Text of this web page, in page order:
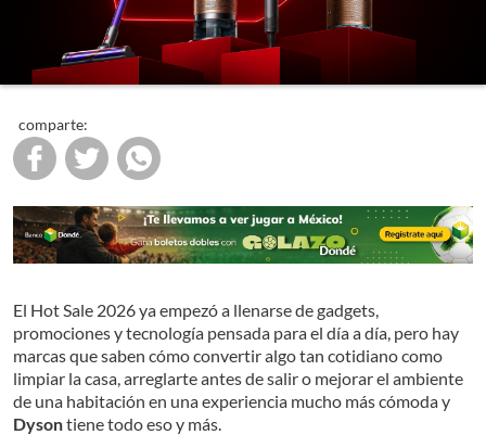
comparte:
El Hot Sale 2026 ya empezó a llenarse de gadgets,
promociones y tecnología pensada para el día a día, pero hay
marcas que saben cómo convertir algo tan cotidiano como
limpiar la casa, arreglarte antes de salir o mejorar el ambiente
de una habitación en una experiencia mucho más cómoda y
Dysontiene todo eso y más.